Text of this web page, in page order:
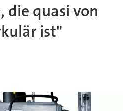
die quasi von
ist"